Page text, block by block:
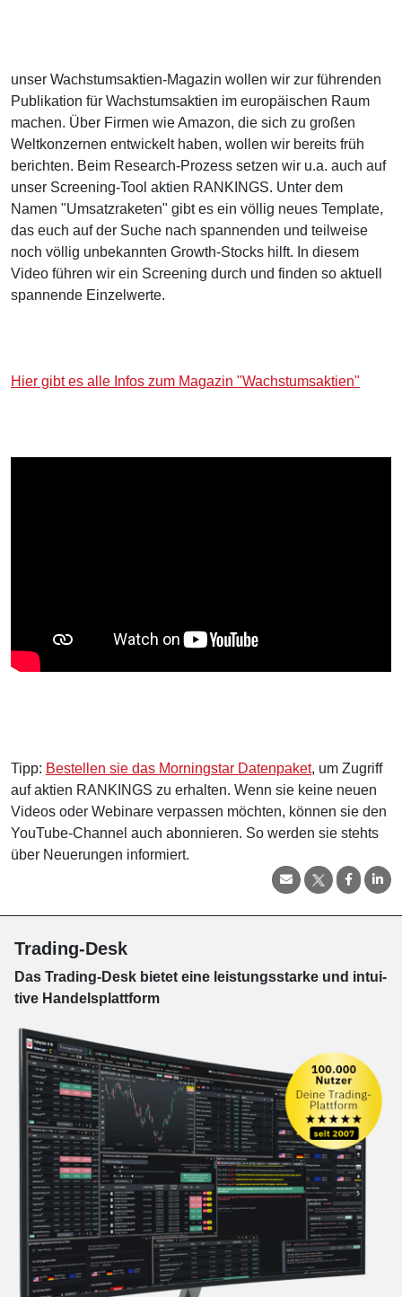
unser Wachstumsaktien-Magazin wollen wir zur führenden
Publikation für Wachstumsaktien im europäischen Raum
machen. Über Firmen wie Amazon, die sich zu großen
Weltkonzernen entwickelt haben, wollen wir bereits früh
berichten. Beim Research-Prozess setzen wir u.a. auch auf
unser Screening-Tool aktien RANKINGS. Unter dem
Namen "Umsatzraketen" gibt es ein völlig neues Template,
das euch auf der Suche nach spannenden und teilweise
noch völlig unbekannten Growth-Stocks hilft. In diesem
Video führen wir ein Screening durch und finden so aktuell
spannende Einzelwerte.
Hier gibt es alle Infos zum Magazin "Wachstumsaktien"
Tipp: Bestellen sie das Morningstar Datenpaket, um Zugriff
auf aktien RANKINGS zu erhalten. Wenn sie keine neuen
Videos oder Webinare verpassen möchten, können sie den
YouTube-Channel auch abonnieren. So werden sie stehts
über Neuerungen informiert.
Trading-Desk
Das Trading-Desk bie­tet eine leis­tungs­star­ke und in­tui­
tive Han­dels­platt­form